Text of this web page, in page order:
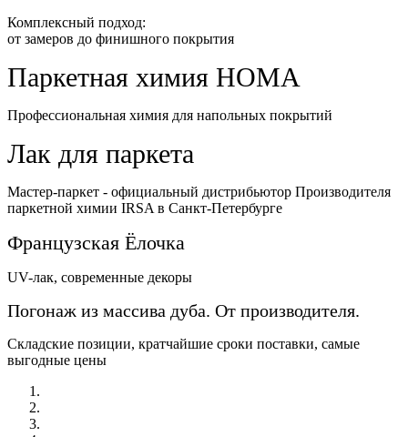
Комплексный подход:
от замеров до финишного покрытия
Паркетная химия HOMA
Профессиональная химия для напольных покрытий
Лак для паркета
Мастер-паркет - официальный дистрибьютор Производителя
паркетной химии IRSA в Санкт-Петербурге
Французская Ёлочка
UV-лак, современные декоры
Погонаж из массива дуба. От производителя.
Складские позиции, кратчайшие сроки поставки, самые
выгодные цены